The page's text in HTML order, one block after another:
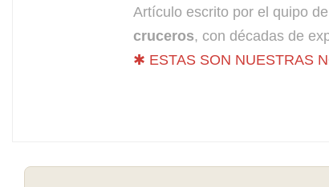
Artículo escrito por el quipo
cruceros, con décadas de
✱ ESTAS SON NUESTRAS